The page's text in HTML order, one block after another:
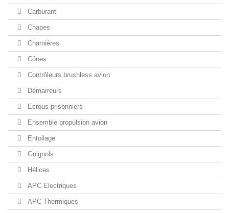
Carburant
Chapes
Charnières
Cônes
Contrôleurs brushless avion
Démarreurs
Ecrous prisonniers
Ensemble propulsion avion
Entoilage
Guignols
Hélices
APC Electriques
APC Thermiques